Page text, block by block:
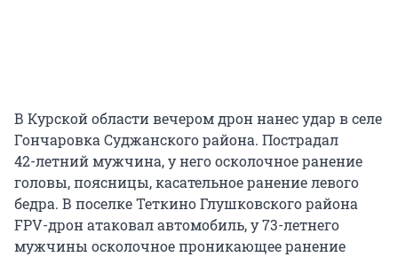
В Курской области вечером дрон нанес удар в селе
Гончаровка Суджанского района. Пострадал
42-летниймужчина, у него осколочное ранение
головы, поясницы, касательное ранение левого
бедра. В поселке Теткино Глушковского района
FPV-дронатаковал автомобиль,у 73-летнего
мужчины осколочное проникающее ранение